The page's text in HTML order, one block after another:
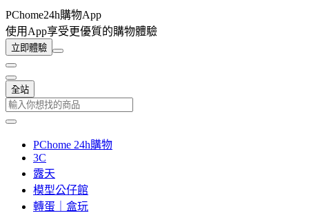
PChome24h購物App
使用App享受更優質的購物體驗
立即體驗
全站
PChome 24h購物
3C
露天
模型公仔館
轉蛋｜盒玩